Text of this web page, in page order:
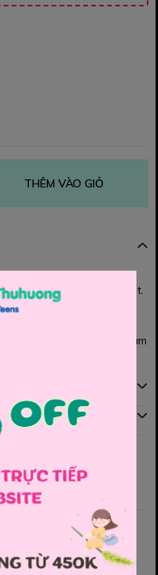
THÊM VÀO GIỎ
sờ mướt tay ,thoáng mát.
ko rút đc. Bé mặc thoải
cùng áo thun rất yêu lắm